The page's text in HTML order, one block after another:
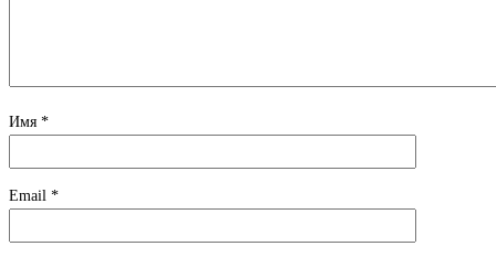
Имя *
Email *